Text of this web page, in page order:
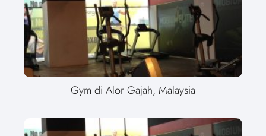
Gym di Alor Gajah, Malaysia